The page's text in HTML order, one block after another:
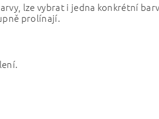
lze vybrat i jedna konkrétní
prolínají.